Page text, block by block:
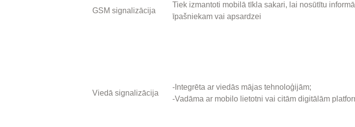
GSM signalizācija
Tiek izmantoti mobilā tīkla sakari, lai nosūtītu
īpašniekam vai apsardzei
Viedā signalizācija
-Integrēta ar viedās mājas tehnoloģijām;
-Vadāma ar mobilo lietotni vai citām digitālām